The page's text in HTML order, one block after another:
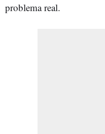
problema real.